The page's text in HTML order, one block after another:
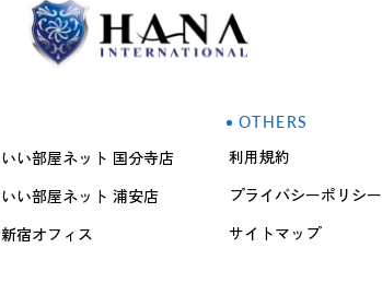
いい部屋ネット 国分寺店
いい部屋ネット 浦安店
新宿オフィス
OTHERS
利用規約
プライバシーポリシー
サイトマップ